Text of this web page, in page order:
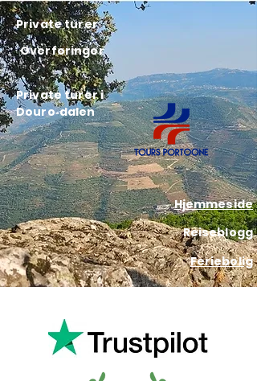
Private turer
Overføringer
Private turer i
Douro‑dalen
Hjemmeside
Reiseblogg
Feriebolig